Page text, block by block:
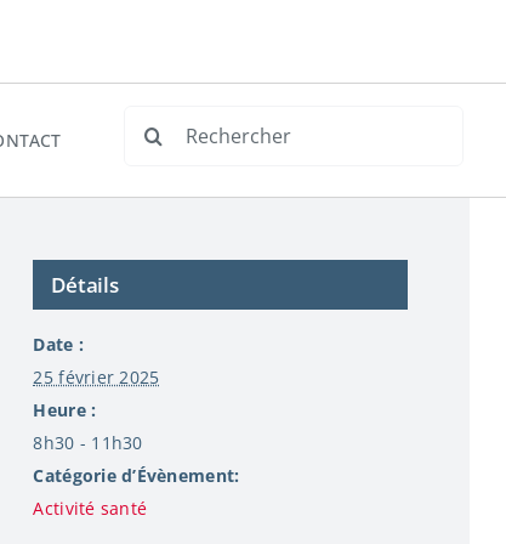
Rechercher:
Détails
Date :
25 février 2025
Heure :
8h30 - 11h30
Catégorie d’Évènement:
Activité santé